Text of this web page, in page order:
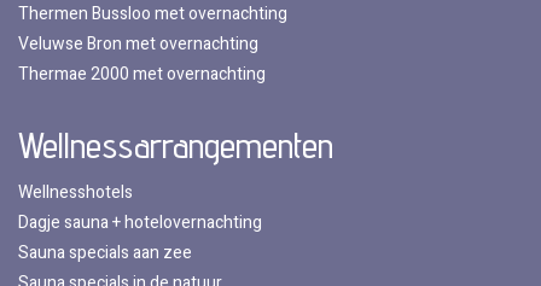
Thermen Bussloo met overnachting
Veluwse Bron met overnachting
Thermae 2000 met overnachting
Wellnessarrangementen
Wellnesshotels
Dagje sauna + hotelovernachting
Sauna specials aan zee